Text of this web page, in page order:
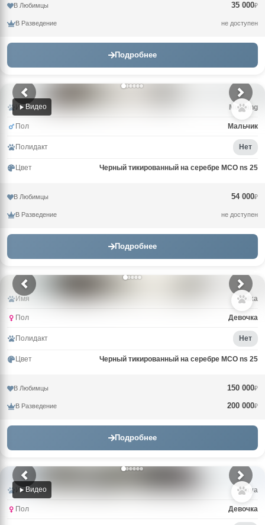
В Любимцы 35 000₽
В Разведение не доступен
Подробнее
Видео
Имя Mustang
Пол Мальчик
Полидакт Нет
Цвет Черный тикированный на серебре MCO ns 25
В Любимцы 54 000₽
В Разведение не доступен
Подробнее
Имя Milka
Пол Девочка
Полидакт Нет
Цвет Черный тикированный на серебре MCO ns 25
В Любимцы 150 000₽
В Разведение 200 000₽
Подробнее
Видео
Имя Maya
Пол Девочка